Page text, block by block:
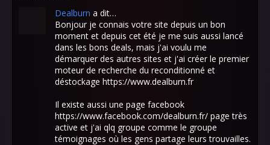
Dealburn a dit…
Bonjour je connais votre site depuis un bon
moment et depuis cet été je me suis aussi lancé
dans les bons deals, mais j'ai voulu me
démarquer des autres sites et j'ai créer le premier
moteur de recherche du reconditionné et
déstockage https://www.dealburn.fr
Il existe aussi une page facebook
https://www.facebook.com/dealburn.fr/ page très
active et j'ai qlq groupe comme le groupe
témoignages où les gens partage leurs trouvailles.